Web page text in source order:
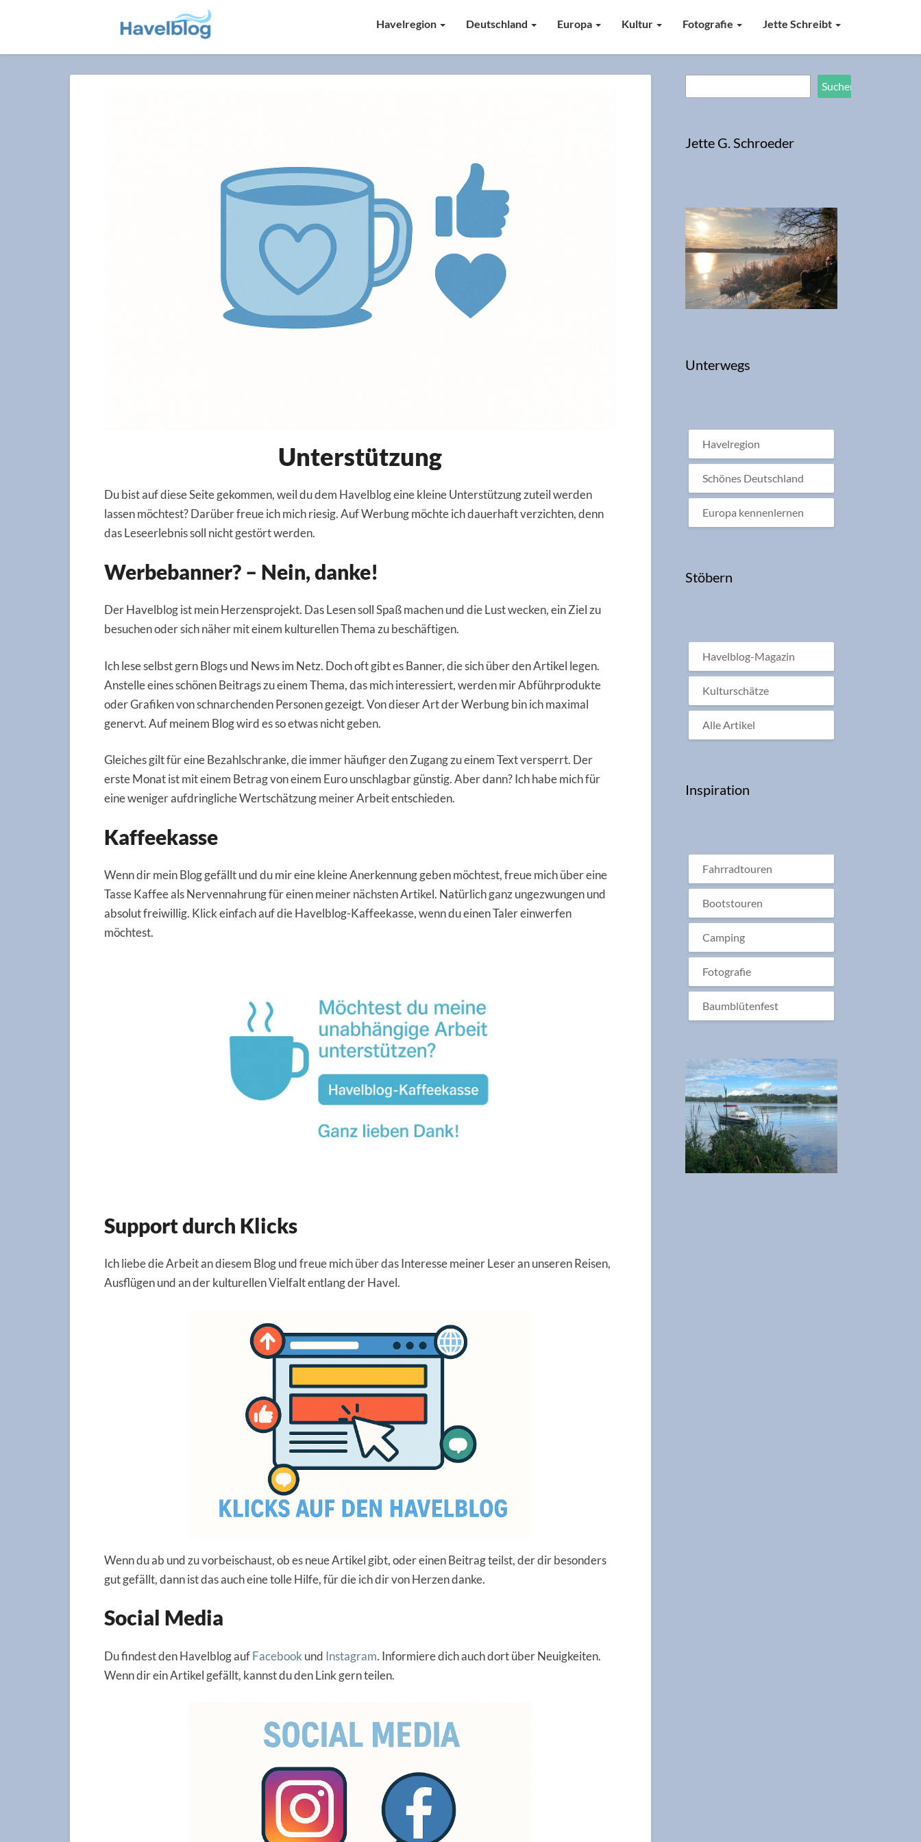
Havelregion Deutschland Europa Kultur Fotografie Jette Schreibt
Unterstützung
Du bist auf diese Seite gekommen, weil du dem Havelblog eine kleine Unterstützung zuteil werden
lassen möchtest? Darüber freue ich mich riesig. Auf Werbung möchte ich dauerhaft verzichten, denn
das Leseerlebnis soll nicht gestört werden.
Werbebanner? – Nein, danke!
Der Havelblog ist mein Herzensprojekt. Das Lesen soll Spaß machen und die Lust wecken, ein Ziel zu
besuchen oder sich näher mit einem kulturellen Thema zu beschäftigen.
Ich lese selbst gern Blogs und News im Netz. Doch oft gibt es Banner, die sich über den Artikel legen.
Anstelle eines schönen Beitrags zu einem Thema, das mich interessiert, werden mir Abführprodukte
oder Grafiken von schnarchenden Personen gezeigt. Von dieser Art der Werbung bin ich maximal
genervt. Auf meinem Blog wird es so etwas nicht geben.
Gleiches gilt für eine Bezahlschranke, die immer häufiger den Zugang zu einem Text versperrt. Der
erste Monat ist mit einem Betrag von einem Euro unschlagbar günstig. Aber dann? Ich habe mich für
eine weniger aufdringliche Wertschätzung meiner Arbeit entschieden.
Kaffeekasse
Wenn dir mein Blog gefällt und du mir eine kleine Anerkennung geben möchtest, freue mich über eine
Tasse Kaffee als Nervennahrung für einen meiner nächsten Artikel. Natürlich ganz ungezwungen und
absolut freiwillig. Klick einfach auf die Havelblog-Kaffeekasse, wenn du einen Taler einwerfen
möchtest.
Support durch Klicks
Ich liebe die Arbeit an diesem Blog und freue mich über das Interesse meiner Leser an unseren Reisen,
Ausflügen und an der kulturellen Vielfalt entlang der Havel.
Wenn du ab und zu vorbeischaust, ob es neue Artikel gibt, oder einen Beitrag teilst, der dir besonders
gut gefällt, dann ist das auch eine tolle Hilfe, für die ich dir von Herzen danke.
Social Media
Du findest den Havelblog aufFacebook und Instagram. Informiere dich auch dort über Neuigkeiten.
Wenn dir ein Artikel gefällt, kannst du den Link gern teilen.
Suchen
Jette G. Schroeder
Unterwegs
Havelregion
Schönes Deutschland
Europa kennenlernen
Stöbern
Havelblog-Magazin
Kulturschätze
Alle Artikel
Inspiration
Fahrradtouren
Bootstouren
Camping
Fotografie
Baumblütenfest